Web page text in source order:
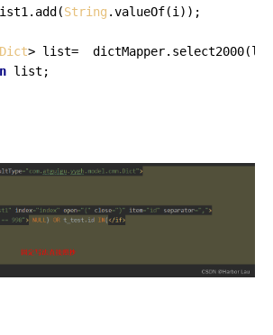
add(String .valueOf(i));
Dict> list=  dictMapper. select2000
list;